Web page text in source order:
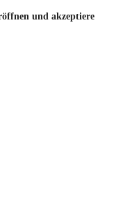
und akzeptiere